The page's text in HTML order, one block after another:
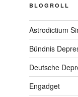
BLOGROLL
Astrodictium
Bündnis
Deutsche
Engadget